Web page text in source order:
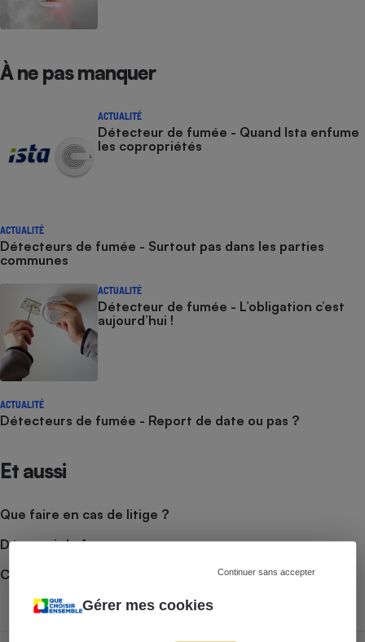
Gérer mes cookies
Continuer sans accepter
À ne pas manquer
ACTUALITÉ
Détecteur de fumée - Quand Ista enfume
les copropriétés
ACTUALITÉ
Détecteurs de fumée - Surtout pas dans les parties
communes
ACTUALITÉ
Détecteur de fumée - L’obligation c’est
aujourd’hui !
ACTUALITÉ
Détecteurs de fumée - Report de date ou pas ?
Et aussi
Que faire en cas de litige ?
Découvrir le forum
Consulter nos Actualités